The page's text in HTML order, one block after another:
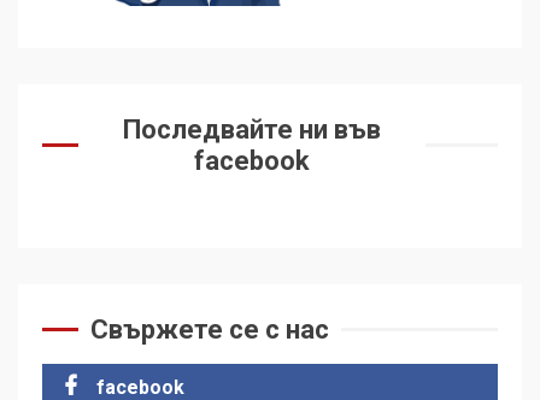
Последвайте ни във
facebook
Свържете се с нас
facebook